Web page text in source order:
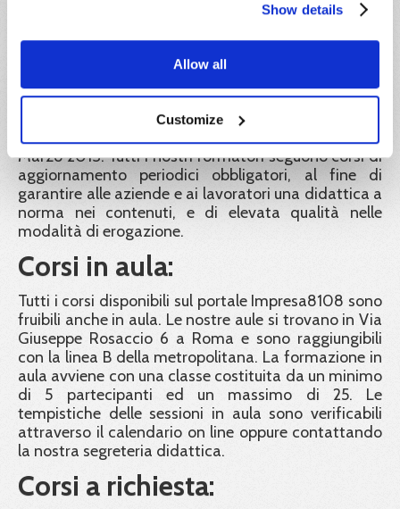
Show details
Allow all
Customize
lavoro e ogni autorità ispettiva possono verificarne
Le docenze sono tenute da formatori con
esperienza e professionalità rispondenti alle
disposizioni del Decreto Interministeriale del 6
Marzo 2013. Tutti i nostri formatori seguono corsi di
aggiornamento periodici obbligatori, al fine di
garantire alle aziende e ai lavoratori una didattica a
norma nei contenuti, e di elevata qualità nelle
modalità di erogazione.
Corsi in aula:
Tutti i corsi disponibili sul portale Impresa8108 sono
fruibili anche in aula. Le nostre aule si trovano in Via
Giuseppe Rosaccio 6 a Roma e sono raggiungibili
con la linea B della metropolitana. La formazione in
aula avviene con una classe costituita da un minimo
di 5 partecipanti ed un massimo di 25. Le
tempistiche delle sessioni in aula sono verificabili
attraverso il calendario on line oppure contattando
la nostra segreteria didattica.
Corsi a richiesta: